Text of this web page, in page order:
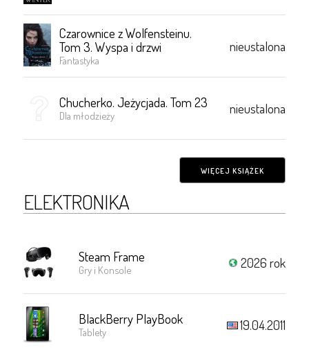
Czarownice z Wolfensteinu.
Tom 3. Wyspa i drzwi
Fantastyka
nieustalona
Chucherko. Jeżycjada. Tom 23
Dla młodzieży nieustalona
WIĘCEJ KSIĄŻEK
ELEKTRONIKA
Steam Frame
Gry i Konsole 2026 rok
BlackBerry PlayBook
Tablety 19.04.2011